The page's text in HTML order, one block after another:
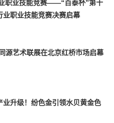
职业技能竞赛——“百泰杯”第十
业职业技能竞赛决赛启幕
源艺术联展在北京红桥市场启幕
业升级！纷色金引领水贝黄金色